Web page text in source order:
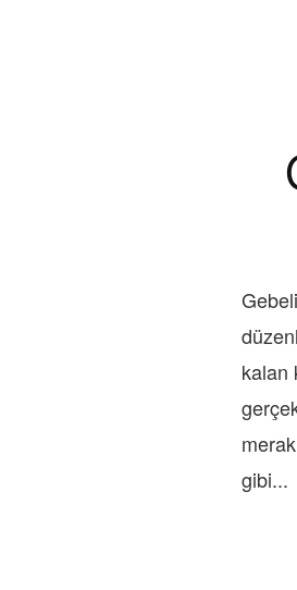
kalan
gibi...